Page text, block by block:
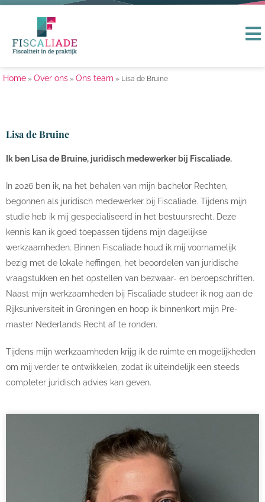
Home » Over ons » Ons team » Lisa de Bruine
Lisa de Bruine
Ik ben Lisa de Bruine, juridisch medewerker bij Fiscaliade.
In 2026 ben ik, na het behalen van mijn bachelor Rechten,
begonnen als juridisch medewerker bij Fiscaliade. Tijdens mijn
studie heb ik mij gespecialiseerd in het bestuursrecht. Deze
kennis kan ik goed toepassen tijdens mijn dagelijkse
werkzaamheden. Binnen Fiscaliade houd ik mij voornamelijk
bezig met de lokale heffingen, het beoordelen van juridische
vraagstukken en het opstellen van bezwaar- en beroepschriften.
Naast mijn werkzaamheden bij Fiscaliade studeer ik nog aan de
Rijksuniversiteit in Groningen en hoop ik binnenkort mijn Pre-
master Nederlands Recht af te ronden.
Tijdens mijn werkzaamheden krijg ik de ruimte en mogelijkheden
om mij verder te ontwikkelen, zodat ik uiteindelijk een steeds
completer juridisch advies kan geven.